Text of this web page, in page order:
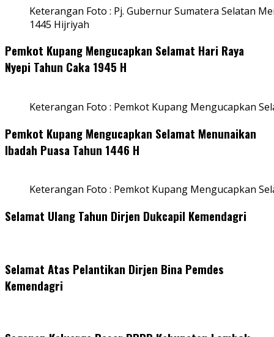
Keterangan Foto : Pj. Gubernur Sumatera Selatan
1445 Hijriyah
Pemkot Kupang Mengucapkan Selamat Hari Raya
Nyepi Tahun Caka 1945 H
Keterangan Foto : Pemkot Kupang Mengucapkan
Pemkot Kupang Mengucapkan Selamat Menunaikan
Ibadah Puasa Tahun 1446 H
Keterangan Foto : Pemkot Kupang Mengucapkan
Selamat Ulang Tahun Dirjen Dukcapil Kemendagri
Selamat Atas Pelantikan Dirjen Bina Pemdes
Kemendagri